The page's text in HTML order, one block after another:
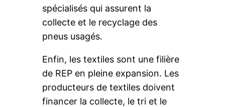
spécialisés qui assurent la
collecte et le recyclage des
pneus usagés.
Enfin, les textiles sont une filière
de REP en pleine expansion. Les
producteurs de textiles doivent
financer la collecte, le tri et le